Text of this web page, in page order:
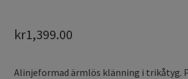
kr1,399.00
Alinjeformad ärmlös klänning i trikåtyg.